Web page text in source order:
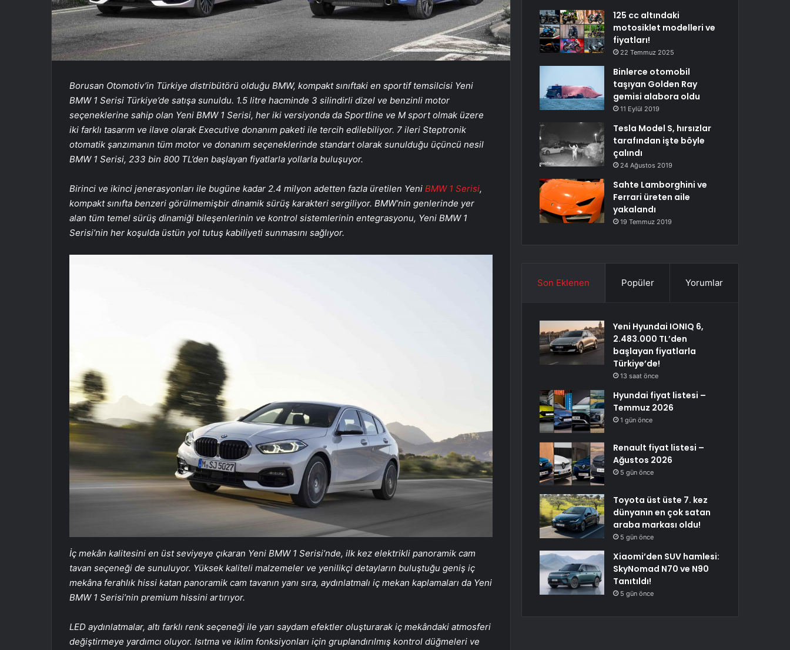
Borusan Otomotiv’in Türkiye distribütörü olduğu BMW, kompakt sınıftaki en sportif temsilcisi Yeni
BMW 1 Serisi Türkiye’de satışa sunuldu. 1.5 litre hacminde 3 silindirli dizel ve benzinli motor
seçeneklerine sahip olan Yeni BMW 1 Serisi, her iki versiyonda da Sportline ve M sport olmak üzere
iki farklı tasarım ve ilave olarak Executive donanım paketi ile tercih edilebiliyor. 7 ileri Steptronik
otomatik şanzımanın tüm motor ve donanım seçeneklerinde standart olarak sunulduğu üçüncü nesil
BMW 1 Serisi, 233 bin 800 TL’den başlayan fiyatlarla yollarla buluşuyor.
Birinci ve ikinci jenerasyonları ile bugüne kadar 2.4 milyon adetten fazla üretilen Yeni BMW 1 Serisi,
kompakt sınıfta benzeri görülmemişbir dinamik sürüş karakteri sergiliyor. BMW’nin genlerinde yer
alan tüm temel sürüş dinamiği bileşenlerinin ve kontrol sistemlerinin entegrasyonu, Yeni BMW 1
Serisi’nin her koşulda üstün yol tutuş kabiliyeti sunmasını sağlıyor.
İç mekân kalitesini en üst seviyeye çıkaran Yeni BMW 1 Serisi’nde, ilk kez elektrikli panoramik cam
tavan seçeneği de sunuluyor. Yüksek kaliteli malzemeler ve yenilikçi detayların buluştuğu geniş iç
mekâna ferahlık hissi katan panoramik cam tavanın yanı sıra, aydınlatmalı iç mekan kaplamaları da Yeni
BMW 1 Serisi’nin premium hissini artırıyor.
LED aydınlatmalar, altı farklı renk seçeneği ile yarı saydam efektler oluşturarak iç mekândaki atmosferi
değiştirmeye yardımcı oluyor. Isıtma ve iklim fonksiyonları için gruplandırılmış kontrol düğmeleri ve
125 cc altındaki
motosiklet modelleri ve
fiyatları!
22 Temmuz 2025
Binlerce otomobil
taşıyan Golden Ray
gemisi alabora oldu
11 Eylül 2019
Tesla Model S, hırsızlar
tarafından işte böyle
çalındı
24 Ağustos 2019
Sahte Lamborghini ve
Ferrari üreten aile
yakalandı
19 Temmuz 2019
Son Eklenen Popüler Yorumlar
Yeni Hyundai IONIQ 6,
2.483.000 TL’den
başlayan fiyatlarla
Türkiye’de!
13 saat önce
Hyundai fiyat listesi –
Temmuz 2026
1 gün önce
Renault fiyat listesi –
Ağustos 2026
5 gün önce
Toyota üst üste 7. kez
dünyanın en çok satan
araba markası oldu!
5 gün önce
Xiaomi’den SUV hamlesi:
SkyNomad N70 ve N90
Tanıtıldı!
5 gün önce